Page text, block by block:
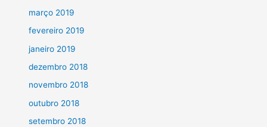
março 2019
fevereiro 2019
janeiro 2019
dezembro 2018
novembro 2018
outubro 2018
setembro 2018